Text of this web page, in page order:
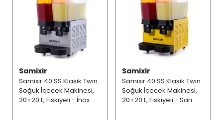
Samixir
Samixir 40.SS Klasik Twin
Soğuk İçecek Makinesi,
20+20 L, Fıskiyeli - İnox
Samixir
Samixir 40.SS Klasik Twin
Soğuk İçecek Makinesi,
20+20 L, Fıskiyeli - Sarı